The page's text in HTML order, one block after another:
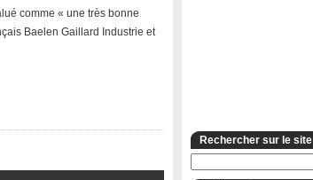
comme « une très bonne
Baelen Gaillard Industrie et
Rechercher sur le site